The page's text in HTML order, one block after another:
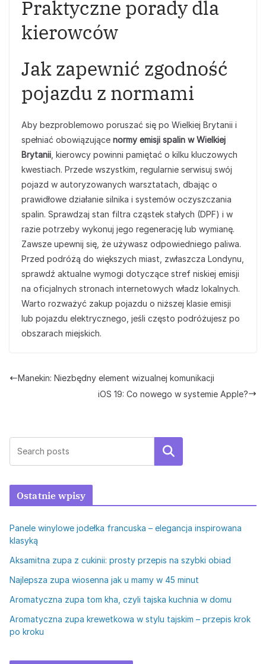
Praktyczne porady dla
kierowców
Jak zapewnić zgodność
pojazdu z normami
Aby bezproblemowo poruszać się po Wielkiej Brytanii i
spełniać obowiązujące normy emisji spalin w Wielkiej
Brytanii , kierowcy powinni pamiętać o kilku kluczowych
kwestiach. Przede wszystkim, regularnie serwisuj swój
pojazd w autoryzowanych warsztatach, dbając o
prawidłowe działanie silnika i systemów oczyszczania
spalin. Sprawdzaj stan filtra cząstek stałych (DPF) i w
razie potrzeby wykonuj jego regenerację lub wymianę.
Zawsze upewnij się, że używasz odpowiedniego paliwa.
Przed podróżą do większych miast, zwłaszcza Londynu,
sprawdź aktualne wymogi dotyczące stref niskiej emisji
na oficjalnych stronach internetowych władz lokalnych.
Warto rozważyć zakup pojazdu o niższej klasie emisji
lub pojazdu elektrycznego, jeśli często podróżujesz po
obszarach miejskich.
Manekin: Niezbędny element wizualnej komunikacji
iOS 19: Co nowego w systemie Apple?
Szukaj
Ostatnie wpisy
Panele winylowe jodełka francuska – elegancja inspirowana
klasyką
Aksamitna zupa z cukinii: prosty przepis na szybki obiad
Najlepsza zupa wiosenna jak u mamy w 45 minut
Aromatyczna zupa tom kha, czyli tajska kuchnia w domu
Aromatyczna zupa krewetkowa w stylu tajskim – przepis krok
po kroku